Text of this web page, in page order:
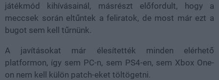
játékmód kihívásainál, másrészt előfordult, hogy a
meccsek során eltűntek a feliratok, de most már ezt a
bugot sem kell tűrnünk.
A javításokat már élesítették minden elérhető
platformon, így sem PC-n, sem PS4-en, sem Xbox One-
on nem kell külön patch-eket töltögetni.